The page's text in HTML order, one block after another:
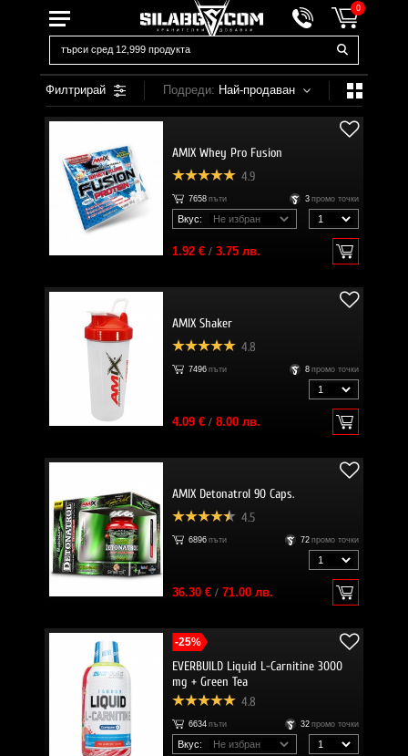
0
Филтрирай Подреди: Най-продаван
AMIX Whey Pro Fusion
4.9
7658 пъти 3 промо точки
Вкус:
1.92 €/ 3.75 лв.
AMIX Shaker
4.8
7496 пъти 8 промо точки
4.09 €/ 8.00 лв.
AMIX Detonatrol 90 Caps.
4.5
6896 пъти 72 промо точки
36.30 €/ 71.00 лв.
-25%
EVERBUILD Liquid L-Carnitine 3000
mg + Green Tea
4.8
6634 пъти 32 промо точки
Вкус: